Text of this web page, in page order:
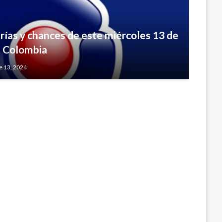
y chances de este miércoles 13 de
Colombia
13, 2024
Urabá por costo de nuevos peajes